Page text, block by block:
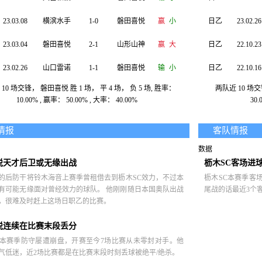
23.03.08 横滨水手 1-0 磐田喜悦 赢 小
23.03.04 磐田喜悦 2-1 山形山神 赢 大
23.02.26 山口雷诺 1-1 磐田喜悦 输 小
23.02.18 磐田喜悦 2-3 冈山绿雉 输 大
22.10.29 大阪钢巴 2-0 磐田喜悦 输 小
22.10.22 清水鼓动
场交锋， 磐田喜悦 胜 1 场， 平 4 场， 负 5 场, 胜率：
10.00% , 赢率： 50.00% , 大率： 40.00%
日乙 23.02.26
日乙 22.10.23
日乙 22.10.16
日乙 22.10.09
日乙 22.09.25
日乙 22.09.21
两队近 10 场
报
天才后卫或无缘出战
后防干将铃木海音上赛季曾租借去到枥木SC效力，不过本
可能无缘面对曾经效力的球队。 他刚刚随日本国奥队出战
很难及时赶上这场日职乙的比赛。
连续在比赛末段丢分
赛季防守屡遭崩盘，开赛至今7场比赛从未零封对手。他
低迷，近2场比赛都是在比赛末段时刻丢球被绝平/绝杀。
客队情报
数据
枥木SC客场进
枥木SC本赛季客
尾战的话最近3个